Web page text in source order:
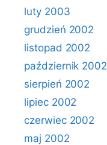
luty 2003
grudzień 2002
listopad 2002
październik 2002
sierpień 2002
lipiec 2002
czerwiec 2002
maj 2002